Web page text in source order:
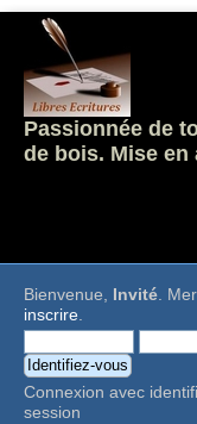
Passionnée de
de bois. Mise en
Bienvenue, Invité.
inscrire.
Connexion avec
session